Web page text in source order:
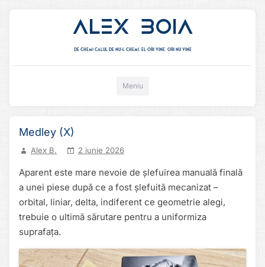
Alex Boia
De chemi calul de nu-l chemi, el ori vine. ori nu vine
Meniu
Medley (X)
Alex B. 2 iunie 2026
Aparent este mare nevoie de șlefuirea manuală finală
a unei piese după ce a fost șlefuită mecanizat –
orbital, liniar, delta, indiferent ce geometrie alegi,
trebuie o ultimă sărutare pentru a uniformiza
suprafața.